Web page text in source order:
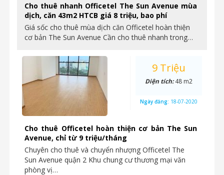
Cho thuê nhanh Officetel The Sun Avenue mùa
dịch, căn 43m2 HTCB giá 8 triệu, bao phí
Giá sốc cho thuê mùa dịch căn Officetel hoàn thiện
cơ bản The Sun Avenue Cần cho thuê nhanh trong…
Cho thuê Officetel hoàn thiện cơ bản The Sun
Avenue, chỉ từ 9 triệu/tháng
Chuyên cho thuê và chuyển nhượng Officetel The
Sun Avenue quận 2 Khu chung cư thương mại văn
phòng vị…
9 Triệu
Diện tích:48 m2
Ngày đăng: 18-07-2020